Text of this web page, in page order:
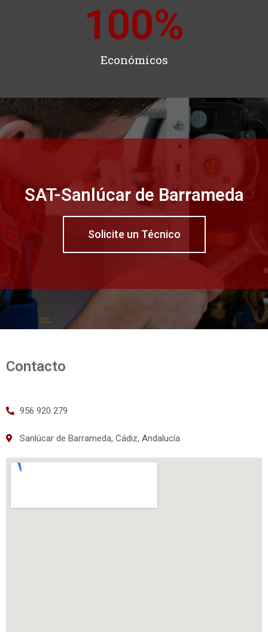
Económicos
100%
SAT-Sanlúcar de Barrameda
Solicite un Técnico
Contacto
956 920 279
Sanlúcar de Barrameda, Cádiz, Andalucía